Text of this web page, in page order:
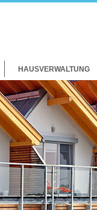
HAUSVERWALTUNG